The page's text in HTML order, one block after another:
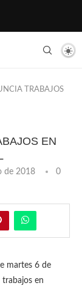
TRABAJOS
EN
de 2018
0
martes 6 de
trabajos en